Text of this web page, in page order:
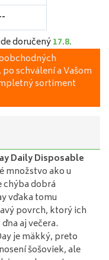
doručený17.8.
, po schválení a Vašom
sortiment
DailyDisposable
množstvoako u
chýbadobrá
vďaka tomu
povrch, ktorýich
dňa aj večera.
jemäkký, preto
noseníšošoviek,ale